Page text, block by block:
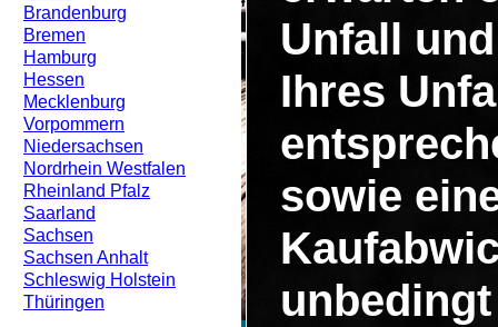
Brandenburg
Bremen
Hamburg
Hessen
Mecklenburg
Vorpommern
Niedersachsen
Nordrhein Westfalen
Rheinland Pfalz
Saarland
Sachsen
Sachsen Anhalt
Schleswig Holstein
Thüringen
Unfall
Ihres
sowie